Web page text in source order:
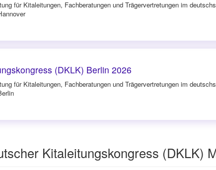
für Kitaleitungen, Fachberatungen und Trägervertretungen im
(DKLK) Berlin 2026
für Kitaleitungen, Fachberatungen und Trägervertretungen im
Kitaleitungskongress (DKLK)